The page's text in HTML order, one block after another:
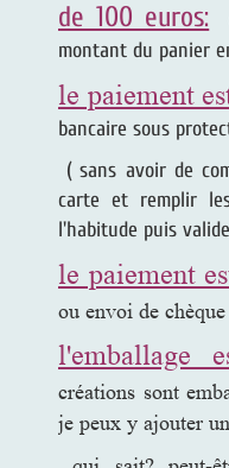
de 100 euros:
montant du panier
le paiement
bancaire sous
( sans avoir de
carte et remplir
l'habitude puis
le paiement
ou envoi de chèque
l'emballage
créations sont
je peux y ajouter